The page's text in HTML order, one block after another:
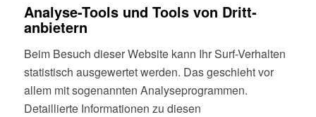
Analyse-Tools und Tools von Dritt­
anbietern
Beim Besuch dieser Website kann Ihr Surf-Verhalten
statistisch ausgewertet werden. Das geschieht vor
allem mit sogenannten Analyseprogrammen.
Detaillierte Informationen zu diesen